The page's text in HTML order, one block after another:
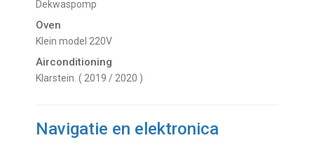
dekwaspomp
Oven
klein model 220V
Airconditioning
Klarstein. ( 2019 / 2020 )
Navigatie en elektronica